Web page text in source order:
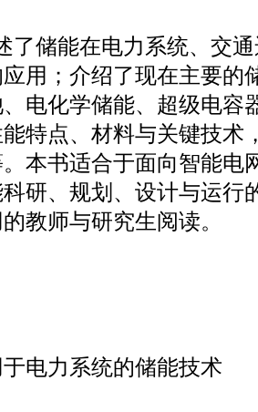
储能在电力系统、交通
用；介绍了现在主要的
电化学储能、超级电容
特点、材料与关键技术
本书适合于面向智能电
研、规划、设计与运行
教师与研究生阅读。
力系统的储能技术